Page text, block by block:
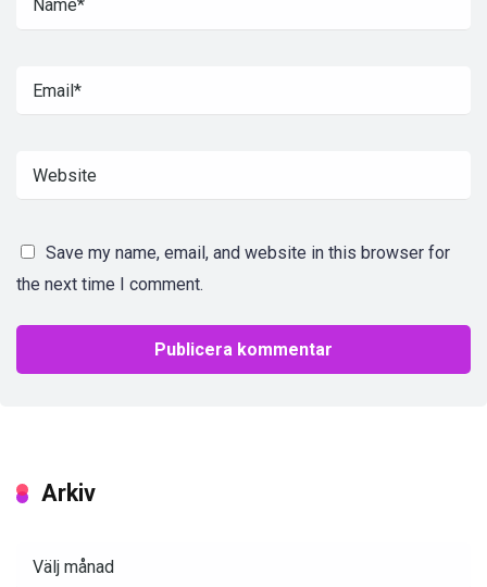
Save my name, email, and website in this browser for
the next time I comment.
Arkiv